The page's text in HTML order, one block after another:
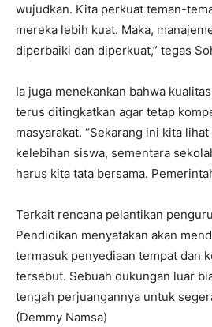
wujudkan. Kita perkuat teman-
mereka lebih kuat. Maka,
diperbaiki dan diperkuat,” tegas
Ia juga menekankan bahwa
terus ditingkatkan agar tetap
masyarakat. “Sekarang ini kita
kelebihan siswa, sementara
harus kita tata bersama.
Terkait rencana pelantikan
Pendidikan menyatakan akan
termasuk penyediaan tempat dan
tersebut. Sebuah dukungan luar
tengah perjuangannya untuk
(Demmy Namsa)